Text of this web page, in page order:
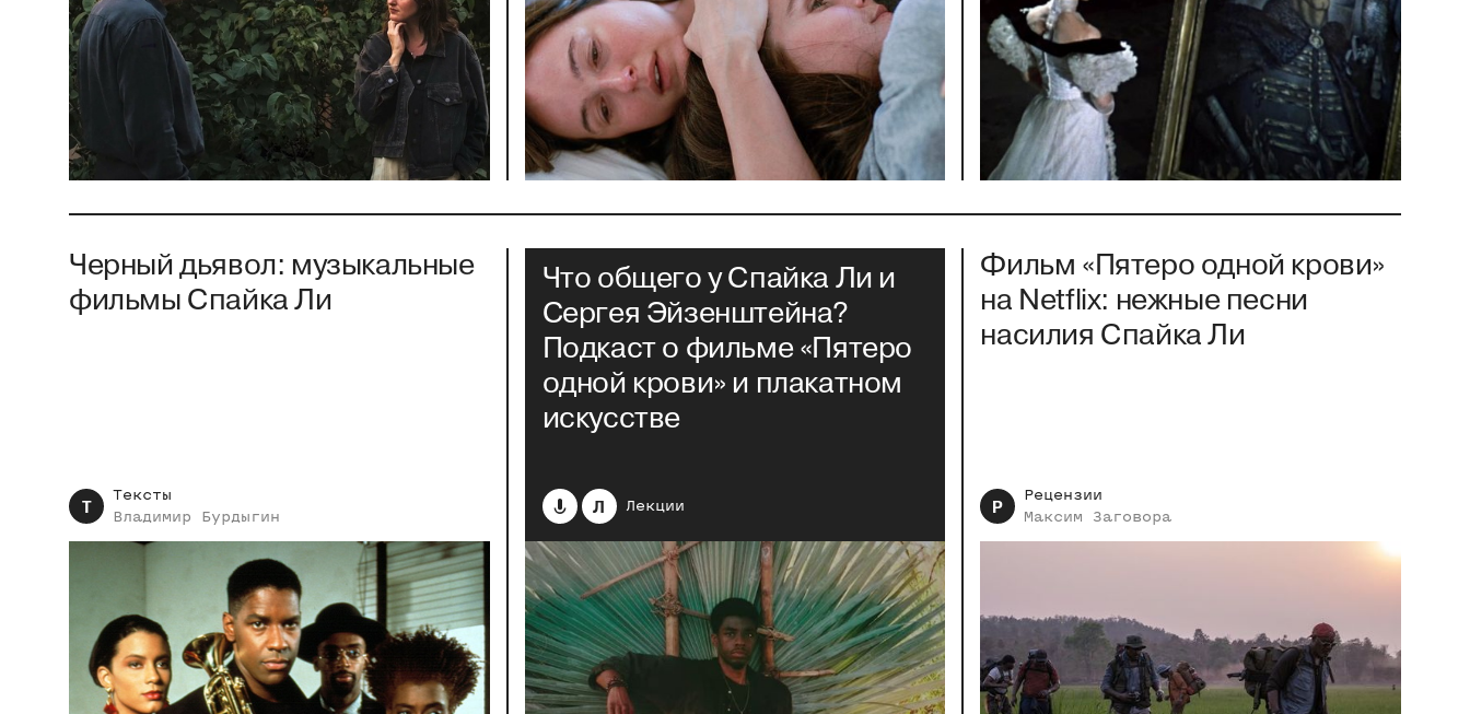
Черный дьявол: музыкальные
фильмы Спайка Ли
Т
Тексты
Владимир
Бурдыгин
Что общего у Спайка Ли и
Сергея Эйзенштейна?
Подкаст о фильме «Пятеро
одной крови» и плакатном
искусстве
Л Лекции
Фильм «Пятеро одной крови»
на Netflix: нежные песни
наcилия Спайка Ли
Р
Рецензии
Максим
Заговора